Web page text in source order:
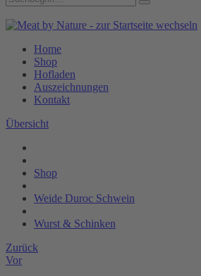
Home
Shop
Hofladen
Auszeichnungen
Kontakt
Übersicht
Shop
Weide Duroc Schwein
Wurst & Schinken
Zurück
Vor